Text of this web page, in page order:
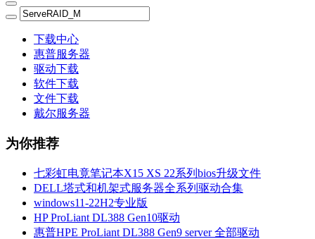
下载中心
惠普服务器
驱动下载
软件下载
文件下载
戴尔服务器
为你推荐
七彩虹电竟笔记本X15 XS 22系列bios升级文件
DELL塔式和机架式服务器全系列驱动合集
windows11-22H2专业版
HP ProLiant DL388 Gen10驱动
惠普HPE ProLiant DL388 Gen9 server 全部驱动